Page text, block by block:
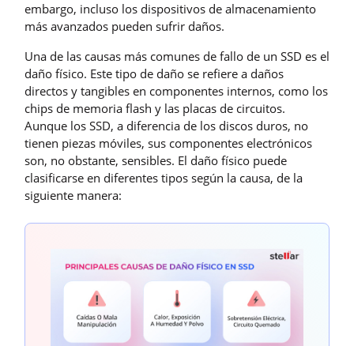
embargo, incluso los dispositivos de almacenamiento
más avanzados pueden sufrir daños.
Una de las causas más comunes de fallo de un SSD es el
daño físico. Este tipo de daño se refiere a daños
directos y tangibles en componentes internos, como los
chips de memoria flash y las placas de circuitos.
Aunque los SSD, a diferencia de los discos duros, no
tienen piezas móviles, sus componentes electrónicos
son, no obstante, sensibles. El daño físico puede
clasificarse en diferentes tipos según la causa, de la
siguiente manera: